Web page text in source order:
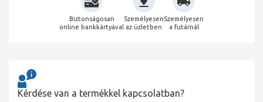
Biztonságosan
online bankkártyával
Személyesen
az üzletben
Személyesen
a futárnál
Kérdése van a termékkel kapcsolatban?